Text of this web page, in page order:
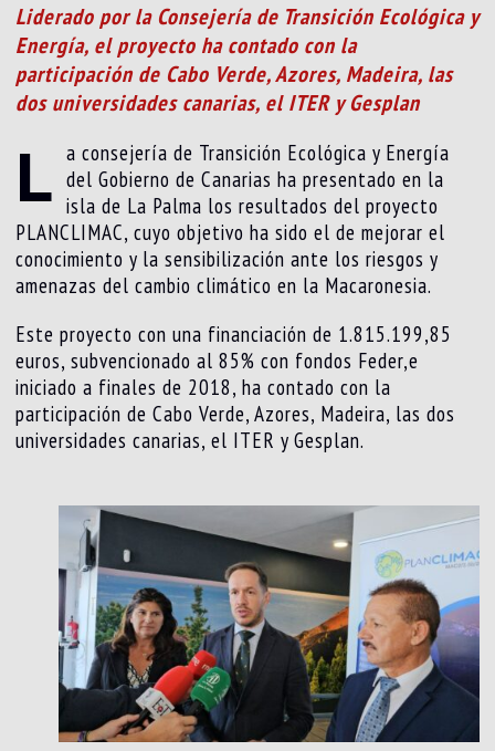
Liderado por la Consejería de Transición Ecológica y
Energía, el proyecto ha contado con la
participación de Cabo Verde, Azores, Madeira, las
dos universidades canarias, el ITER y Gesplan
L a consejería de Transición Ecológica y Energía
del Gobierno de Canarias ha presentado en la
isla de La Palma los resultados del proyecto
PLANCLIMAC, cuyo objetivo ha sido el de mejorar el
conocimiento y la sensibilización ante los riesgos y
amenazas del cambio climático en la Macaronesia.
Este proyecto con una financiación de 1.815.199,85
euros, subvencionado al 85% con fondos Feder,e
iniciado a finales de 2018, ha contado con la
participación de Cabo Verde, Azores, Madeira, las dos
universidades canarias, el ITER y Gesplan.